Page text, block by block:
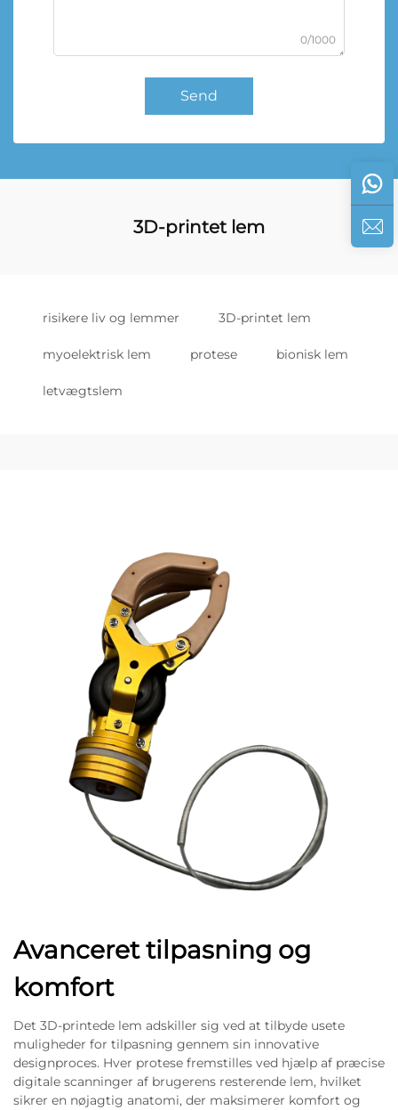
0/1000
Send
3D-printet lem
risikere liv og lemmer 3D-printet lem
myoelektrisk lem protese bionisk lem
letvægtslem
Avanceret tilpasning og
komfort
Det 3D-printede lem adskiller sig ved at tilbyde usete
muligheder for tilpasning gennem sin innovative
designproces. Hver protese fremstilles ved hjælp af præcise
digitale scanninger af brugerens resterende lem, hvilket
sikrer en nøjagtig anatomi, der maksimerer komfort og